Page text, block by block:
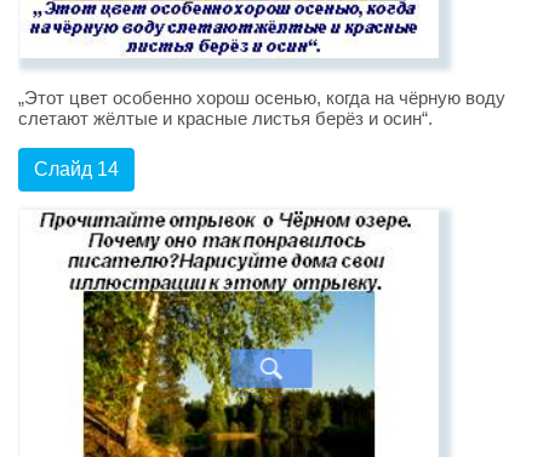
„Этот цвет особенно хорош осенью, когда на чёрную воду
слетают жёлтые и красные листья берёз и осин“.
Слайд 14